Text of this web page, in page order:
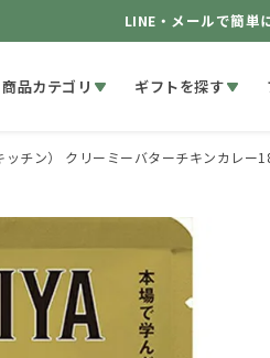
LINE・メールで簡単
商品カテゴリ ギフトを探す
ッチン） クリーミーバターチキンカレー